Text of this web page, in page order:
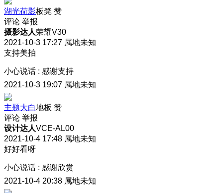
湖光荷影板凳 赞
评论 举报
摄影达人荣耀V30
2021-10-3 17:27 属地未知
支持美拍
小心说话 : 感谢支持
2021-10-3 19:07 属地未知
主题大白地板 赞
评论 举报
设计达人VCE-AL00
2021-10-4 17:48 属地未知
好好看呀
小心说话 : 感谢欣赏
2021-10-4 20:38 属地未知